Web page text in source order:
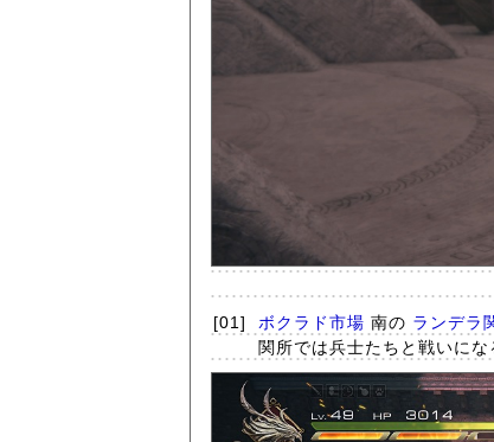
[01] ボクラド市場 南の ランデラ
関所では兵士たちと戦いにな